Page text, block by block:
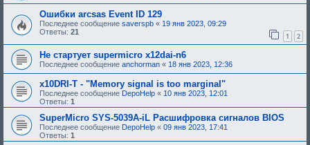
Ошибки arcsas Event ID 129
Последнее сообщение saverspb « 19 янв 2023, 09:29
Ответы: 21 1 2
Не стартует supermicro x12dai-n6
Последнее сообщение anchorman « 18 янв 2023, 12:36
x10DRI-T - "Memory signal is too marginal"
Последнее сообщение DepoHelp « 10 янв 2023, 12:01
Ответы: 1
SuperMicro SYS-5039A-iL Расшифровка сигналов BIOS
Последнее сообщение DepoHelp « 09 янв 2023, 17:41
Ответы: 1